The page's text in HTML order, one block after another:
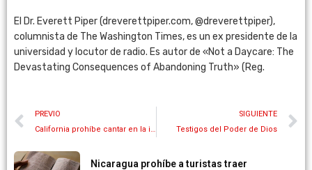
El Dr. Everett Piper (dreverettpiper.com, @dreverettpiper),
columnista de The Washington Times, es un ex presidente de la
universidad y locutor de radio. Es autor de «Not a Daycare: The
Devastating Consequences of Abandoning Truth» (Reg.
PREVIO
California prohíbe cantar en la iglesia
SIGUIENTE
Testigos del Poder de Dios
Nicaragua prohíbe a turistas traer